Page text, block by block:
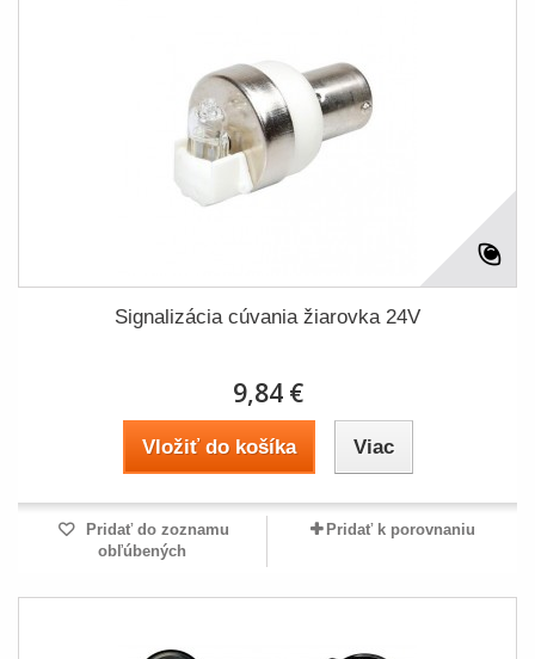
Signalizácia cúvania žiarovka 24V
9,84 €
Vložiť do košíka Viac
Pridať do zoznamu
obľúbených
Pridať k porovnaniu